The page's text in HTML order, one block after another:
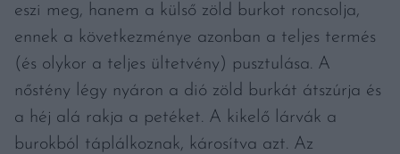
eszi meg, hanem a külső zöld burkot roncsolja,
ennek a következménye azonban a teljes termés
(és olykor a teljes ültetvény) pusztulása. A
nőstény légy nyáron a dió zöld burkát átszúrja és
a héj alá rakja a petéket. A kikelő lárvák a
burokból táplálkoznak, károsítva azt. Az